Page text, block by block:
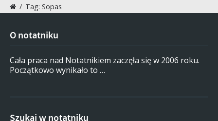
/ Tag: Sopas
O notatniku
Cała praca nad Notatnikiem zaczęła się w 2006 roku.
Początkowo wynikało to …
Szukaj w notatniku